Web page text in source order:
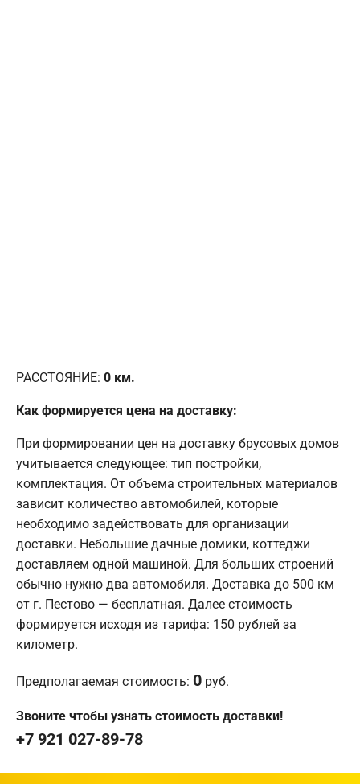
РАССТОЯНИЕ: 0 км.
Как формируется цена на доставку:
При формировании цен на доставку брусовых домов
учитывается следующее: тип постройки,
комплектация. От объема строительных материалов
зависит количество автомобилей, которые
необходимо задействовать для организации
доставки. Небольшие дачные домики, коттеджи
доставляем одной машиной. Для больших строений
обычно нужно два автомобиля. Доставка до 500 км
от г. Пестово — бесплатная. Далее стоимость
формируется исходя из тарифа: 150 рублей за
километр.
Предполагаемая стоимость: 0 руб.
Звоните чтобы узнать стоимость доставки!
+7 921 027-89-78